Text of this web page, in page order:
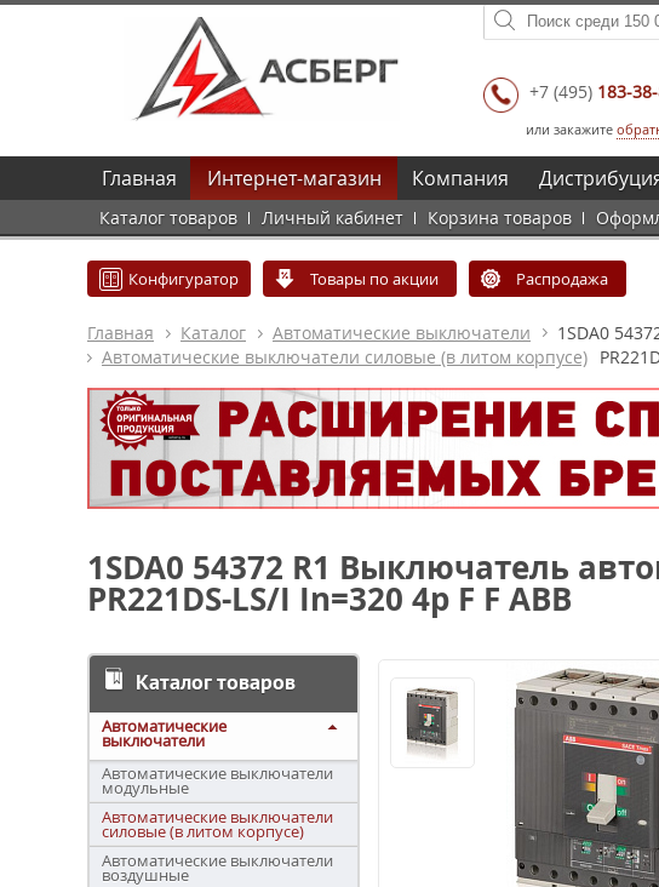
+7 (495) 183-
или закажите
Главная Интернет-магазин
Каталог товаров Личный кабинет Корзина товаров
Компания
Конфигуратор Товары по акции Распродажа
Главная Каталог
Автоматические выключатели
Автоматические выключатели силовые (в литом корпусе)
1SDA0
1SDA0 54372 R1 Выключатель
PR221DS-LS/I In=320 4p F F ABB
Каталог товаров
Автоматические
выключатели
Автоматические выключатели
модульные
Автоматические выключатели
силовые (в литом корпусе)
Автоматические выключатели
воздушные